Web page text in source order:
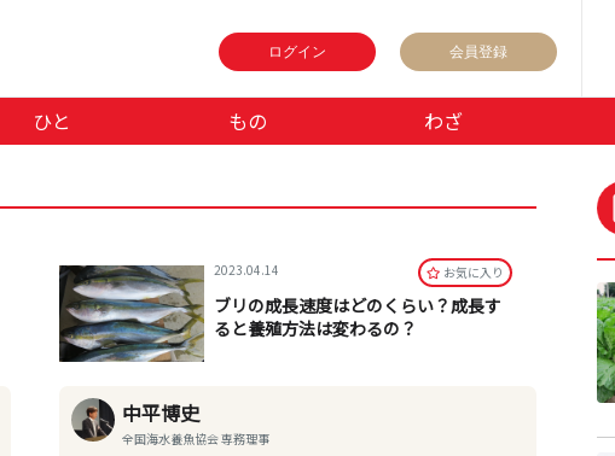
ログイン 会員登録
ひと もの わざ
2023.04.14 お気に⼊り
ブリの成長速度はどのくらい？成長す
ると養殖方法は変わるの？
中平博史
全国海水養魚協会 専務理事